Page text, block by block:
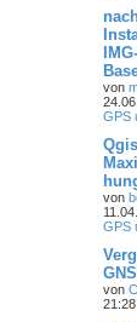
von
GPS
Qgis
von
GPS
von